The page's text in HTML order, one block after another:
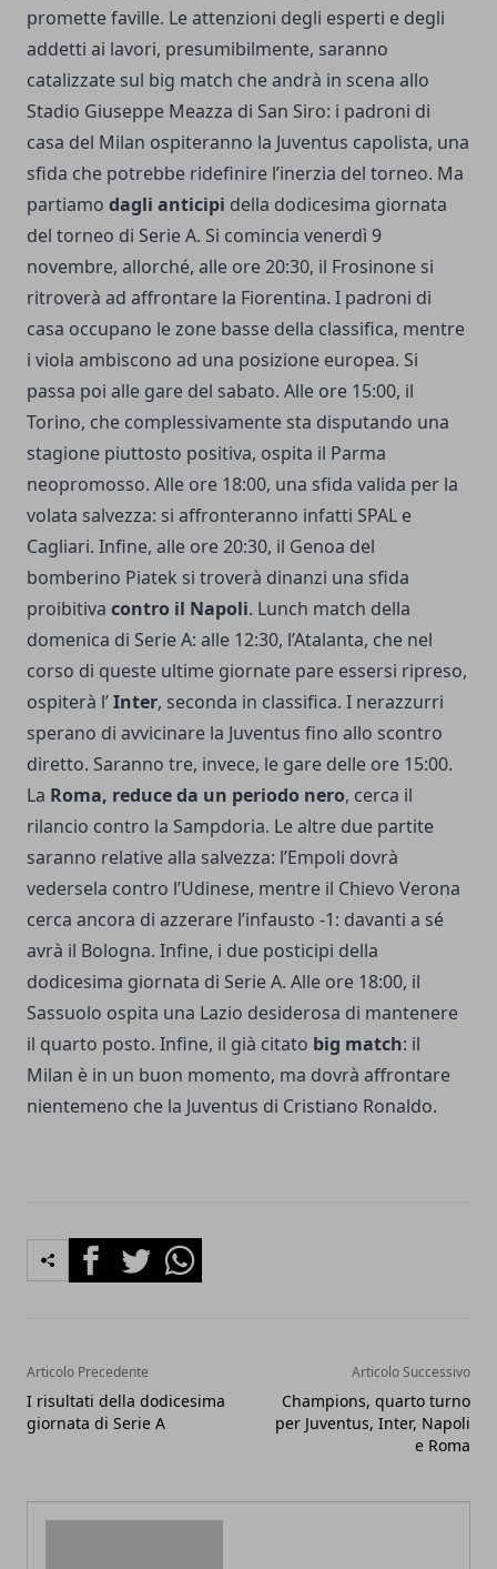
promette faville. Le attenzioni degli esperti e degli
addetti ai lavori, presumibilmente, saranno
catalizzate sul big match che andrà in scena allo
Stadio Giuseppe Meazza di San Siro: i padroni di
casa del Milan ospiteranno la Juventus capolista, una
sfida che potrebbe ridefinire l’inerzia del torneo. Ma
partiamo dagli anticipi della dodicesima giornata
del torneo di Serie A. Si comincia venerdì 9
novembre, allorché, alle ore 20:30, il Frosinone si
ritroverà ad affrontare la Fiorentina. I padroni di
casa occupano le zone basse della classifica, mentre
i viola ambiscono ad una posizione europea. Si
passa poi alle gare del sabato. Alle ore 15:00, il
Torino, che complessivamente sta disputando una
stagione piuttosto positiva, ospita il Parma
neopromosso. Alle ore 18:00, una sfida valida per la
volata salvezza: si affronteranno infatti SPAL e
Cagliari. Infine, alle ore 20:30, il Genoa del
bomberino Piatek si troverà dinanzi una sfida
proibitiva contro il Napoli. Lunch match della
domenica di Serie A: alle 12:30, l’Atalanta, che nel
corso di queste ultime giornate pare essersi ripreso,
ospiterà l’Inter, seconda in classifica. I nerazzurri
sperano di avvicinare la Juventus fino allo scontro
diretto. Saranno tre, invece, le gare delle ore 15:00.
La Roma, reduce da un periodo nero, cerca il
rilancio contro la Sampdoria. Le altre due partite
saranno relative alla salvezza: l’Empoli dovrà
vedersela contro l’Udinese, mentre il Chievo Verona
cerca ancora di azzerare l’infausto -1: davanti a sé
avrà il Bologna. Infine, i due posticipi della
dodicesima giornata di Serie A. Alle ore 18:00, il
Sassuolo ospita una Lazio desiderosa di mantenere
il quarto posto. Infine, il già citato big match: il
Milan è in un buon momento, ma dovrà affrontare
nientemeno che la Juventus di Cristiano Ronaldo.
FacebookTwitterWhatsapp
Articolo Precedente
I risultati della dodicesima
giornata di Serie A
Articolo Successivo
Champions, quarto turno
per Juventus, Inter, Napoli
e Roma